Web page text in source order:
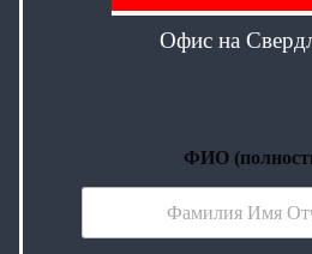
Офис на
ФИО